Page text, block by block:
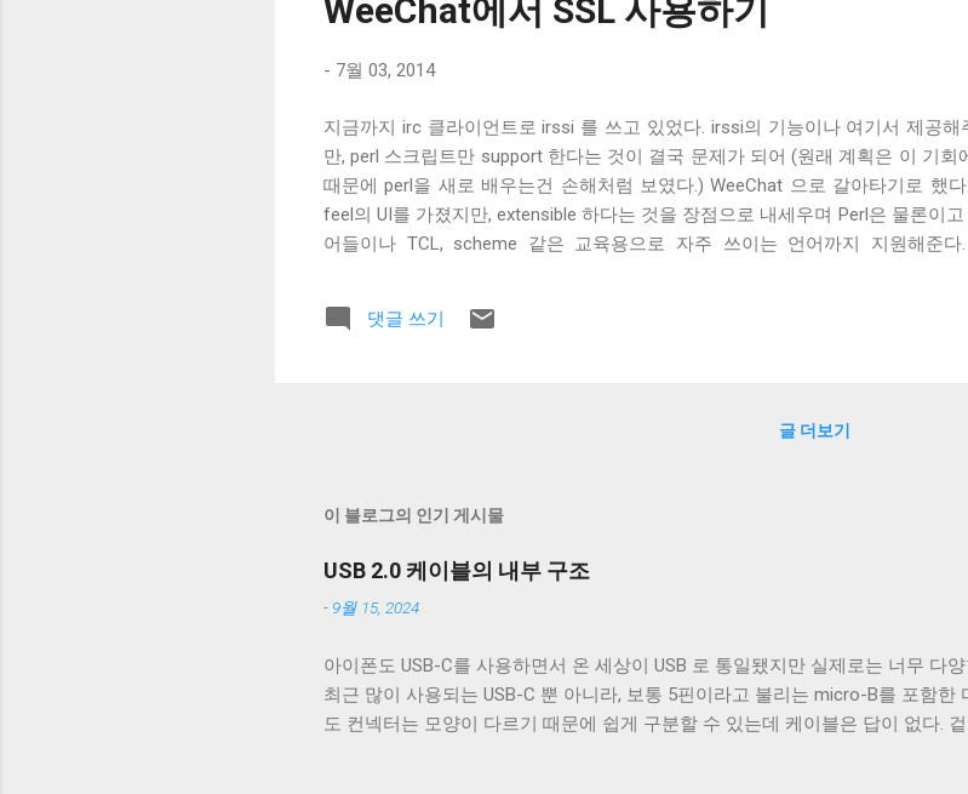
히 같은 화면을 볼 수 있는 데다가 WeeChat plug-in을
WeeChat에서 SSL 사용하기
- 7월 03, 2014
지금까지 irc 클라이언트로 irssi 를 쓰고 있었다. irssi의 기능이나 여기서 제공
만, perl 스크립트만 support 한다는 것이 결국 문제가 되어 (원래 계획은 이 기
때문에 perl을 새로 배우는건 손해처럼 보였다.) WeeChat 으로 갈아타기로 했
feel의 UI를 가졌지만, extensible 하다는 것을 장점으로 내세우며 Perl은 물론이
어들이나 TCL, scheme 같은 교육용으로 자주 쓰이는 언어까지 지원해준
어의 지원이 마음에 들어서 WeeChat으로 옮기기로 했지만, 너무 많은
복잡하다. 이하 SSL을 사용하기 위해 삽질한 내용들이다. WeeChat의 기본 설정
WeeChat의 기본값은 2048이고 freenode에서 사용하는 key size는 1024다. /set
댓글 쓰기
글 더보기
이 블로그의 인기 게시물
USB 2.0 케이블의 내부 구조
- 9월 15, 2024
아이폰도 USB-C를 사용하면서 온 세상이 USB 로 통일됐지만 실제로는 너무 다
최근 많이 사용되는 USB-C 뿐 아니라, 보통 5핀이라고 불리는 micro-B를 포함한
도 컨넥터는 모양이 다르기 때문에 쉽게 구분할 수 있는데 케이블은 답이 없다.
번 글에서는 USB 2.0 케이블의 내부를 통해 USB 케이블에 대해 자세히 알아보